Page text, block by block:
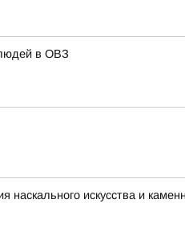
в ОВЗ
искусства и